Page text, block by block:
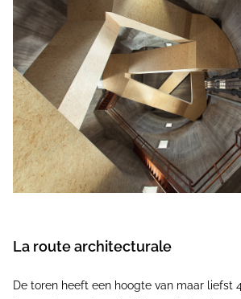
La route architecturale
De toren heeft een hoogte van maar liefst